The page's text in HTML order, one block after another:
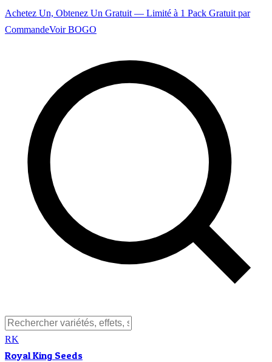
Achetez Un, Obtenez Un Gratuit — Limité à 1 Pack Gratuit par
CommandeVoir BOGO
RK
Royal King Seeds